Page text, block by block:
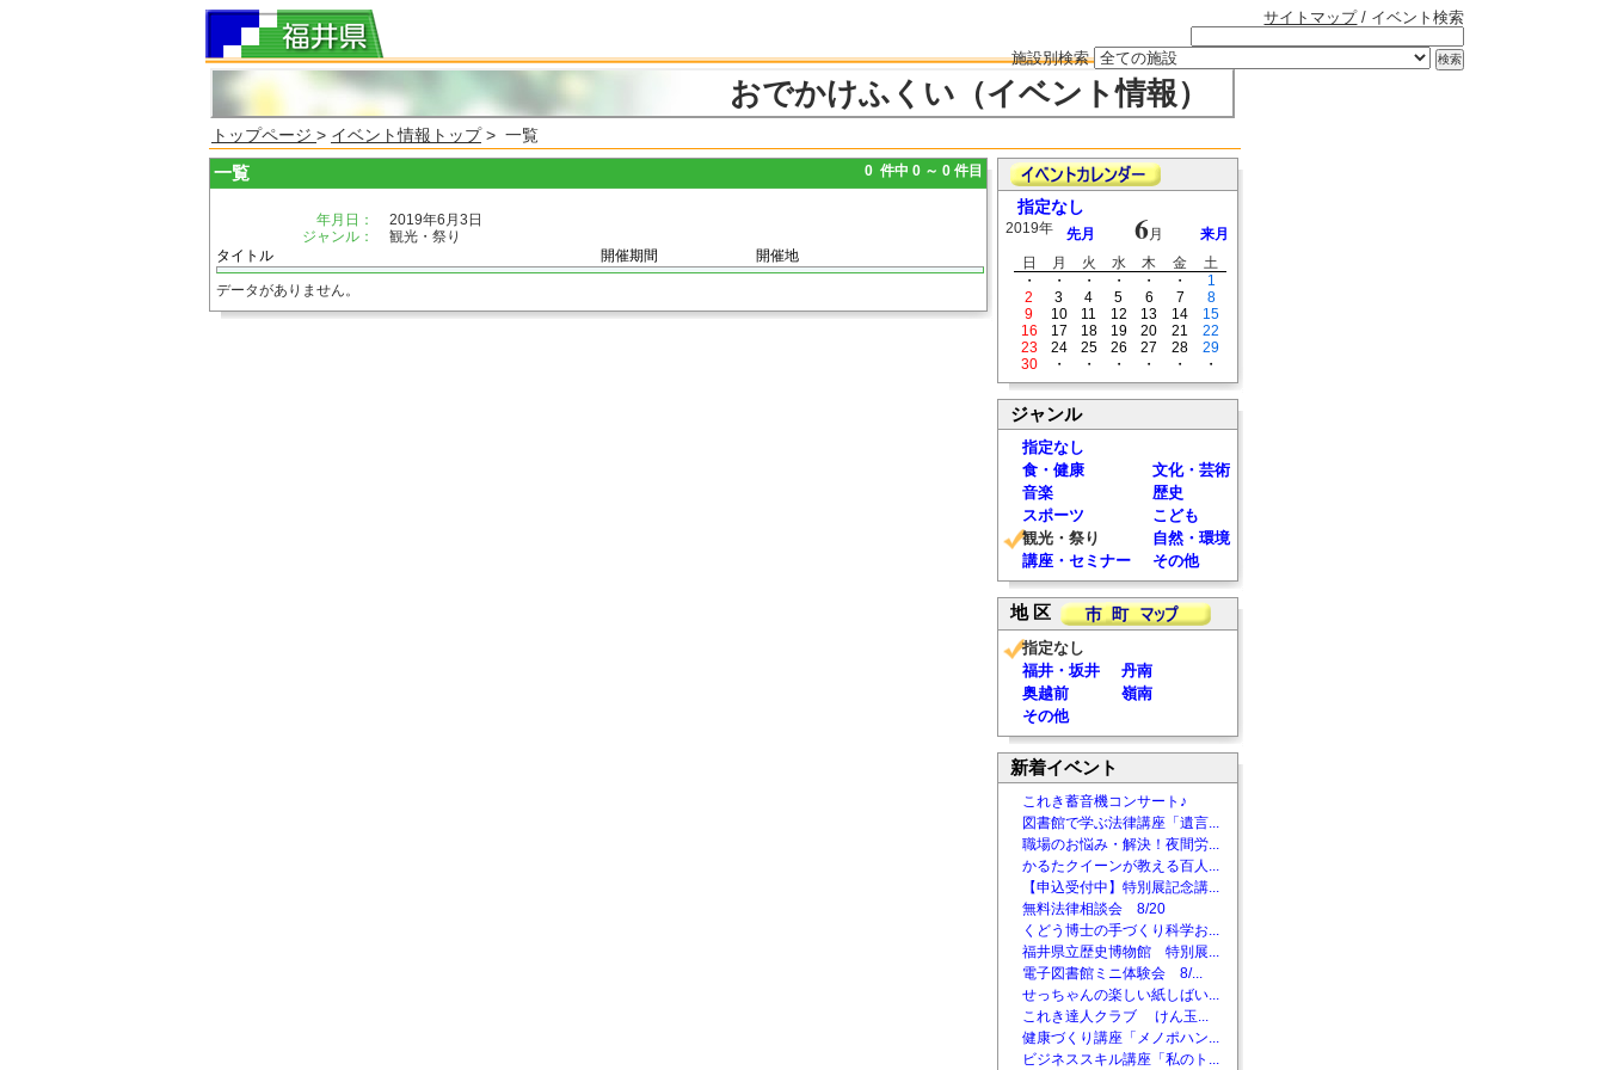
サイトマップ/ イベント検索
施設別検索
おでかけふくい（イベント情報）
トップページ > イベント情報トップ> 一覧
一覧 0 件中 0 ～ 0 件目
年月日：
2019年6月3日
ジャンル：
観光・祭り
タイトル
開催期間 開催地
データがありません。
指定なし
2019年 先月 6月
来月
日
月 火 水 木 金
土
・
・ ・ ・ ・ ・
1
2
3 4 5 6 7
8
9
10 11 12 13 14
15
16
17 18 19 20 21
22
23
24 25 26 27 28
29
30
・ ・ ・ ・ ・ ・
ジャンル
指定なし
食・健康
文化・芸術
音楽
歴史
スポーツ
こども
観光・祭り
自然・環境
講座・セミナー
その他
地 区
指定なし
福井・坂井
丹南
奥越前
嶺南
その他
新着イベント
これき蓄音機コンサート♪
図書館で学ぶ法律講座「遺言...
職場のお悩み・解決！夜間労...
かるたクイーンが教える百人...
【申込受付中】特別展記念講...
無料法律相談会 8/20
くどう博士の手づくり科学お...
福井県立歴史博物館 特別展...
電子図書館ミニ体験会 8/...
せっちゃんの楽しい紙しばい...
これき達人クラブ けん玉...
健康づくり講座「メノポハン...
ビジネススキル講座「私のト...